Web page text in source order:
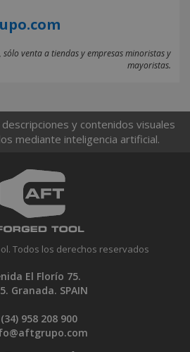
venta a tiendas y empresas minoristas y
mayoristas.
y contenidos visuales
mediante inteligencia artificial.
Todos los derechos reservados
El Florío 75.
Granada. SPAIN
958 208 900